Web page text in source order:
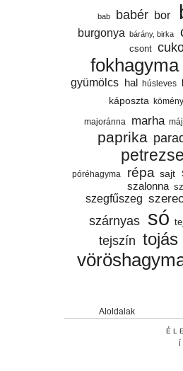
bab babér bor
burgonya bárány, birka
csont
fokhagyma
gyümölcs
hal húsleves
káposzta kömény
majoránna marha máj
paprika
póréhagyma répa sajt
szalonna
szegfűszeg
szárnyas só tej
tejszín tojás
Aloldalak